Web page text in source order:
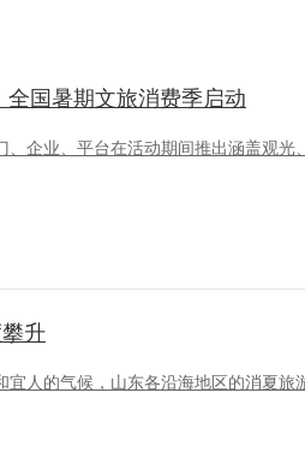
全国暑期文旅消费季启动
企业、平台在活动期间推出涵盖观光
升
人的气候，山东各沿海地区的消夏旅